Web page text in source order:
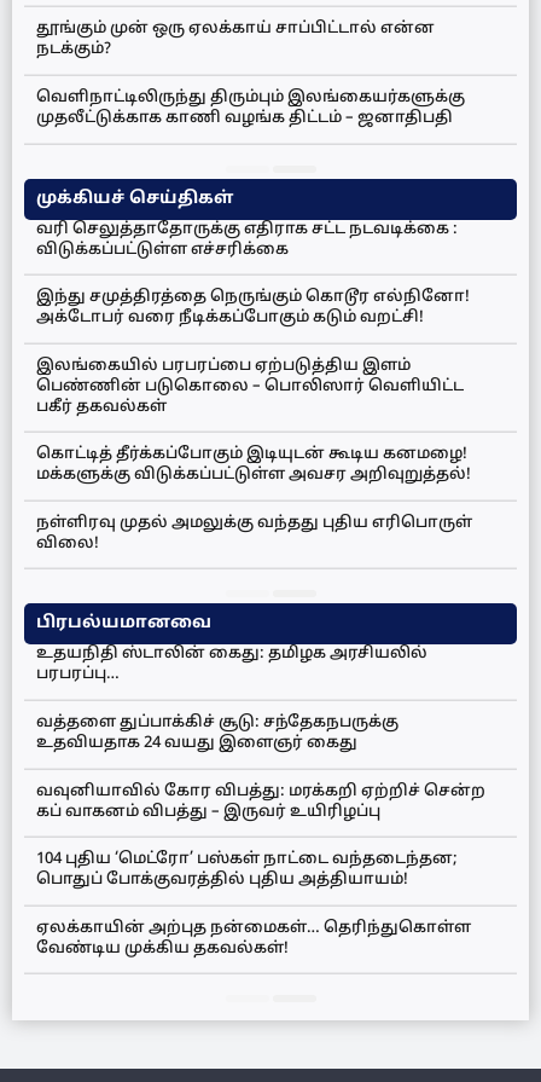
தூங்கும் முன் ஒரு ஏலக்காய் சாப்பிட்டால் என்ன
நடக்கும்?
வெளிநாட்டிலிருந்து திரும்பும் இலங்கையர்களுக்கு
முதலீட்டுக்காக காணி வழங்க திட்டம் – ஜனாதிபதி
முக்கியச் செய்திகள்
வரி செலுத்தாதோருக்கு எதிராக சட்ட நடவடிக்கை :
விடுக்கப்பட்டுள்ள எச்சரிக்கை
இந்து சமுத்திரத்தை நெருங்கும் கொடூர எல்நினோ!
அக்டோபர் வரை நீடிக்கப்போகும் கடும் வறட்சி!
இலங்கையில் பரபரப்பை ஏற்படுத்திய இளம்
பெண்ணின் படுகொலை – பொலிஸார் வெளியிட்ட
பகீர் தகவல்கள்
கொட்டித் தீர்க்கப்போகும் இடியுடன் கூடிய கனமழை!
மக்களுக்கு விடுக்கப்பட்டுள்ள அவசர அறிவுறுத்தல்!
நள்ளிரவு முதல் அமலுக்கு வந்தது புதிய எரிபொருள்
விலை!
பிரபல்யமானவை
உதயநிதி ஸ்டாலின் கைது: தமிழக அரசியலில்
பரபரப்பு…
வத்தளை துப்பாக்கிச் சூடு: சந்தேகநபருக்கு
உதவியதாக 24 வயது இளைஞர் கைது
வவுனியாவில் கோர விபத்து: மரக்கறி ஏற்றிச் சென்ற
கப் வாகனம் விபத்து – இருவர் உயிரிழப்பு
104 புதிய ‘மெட்ரோ’ பஸ்கள் நாட்டை வந்தடைந்தன;
பொதுப் போக்குவரத்தில் புதிய அத்தியாயம்!
ஏலக்காயின் அற்புத நன்மைகள்… தெரிந்துகொள்ள
வேண்டிய முக்கிய தகவல்கள்!